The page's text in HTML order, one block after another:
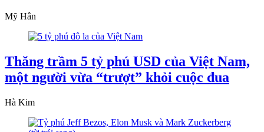
Mỹ Hân
Thăng trầm 5 tỷ phú USD của Việt Nam,
một người vừa “trượt” khỏi cuộc đua
Hà Kim